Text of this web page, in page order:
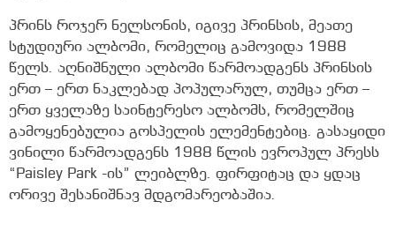
პრინს როჯერ ნელსონის, იგივე პრინსის, მეათე
სტუდიური ალბომი, რომელიც გამოვიდა 1988
წელს. აღნიშნული ალბომი წარმოადგენს პრინსის
ერთ – ერთ ნაკლებად პოპულარულ, თუმცა ერთ –
ერთ ყველაზე საინტერესო ალბომს, რომელშიც
გამოყენებულია გოსპელის ელემენტებიც. გასაყიდი
ვინილი წარმოადგენს 1988 წლის ევროპულ პრესს
“Paisley Park -ის” ლეიბლზე. ფირფიტაც და ყდაც
ორივე შესანიშნავ მდგომარეობაშია.